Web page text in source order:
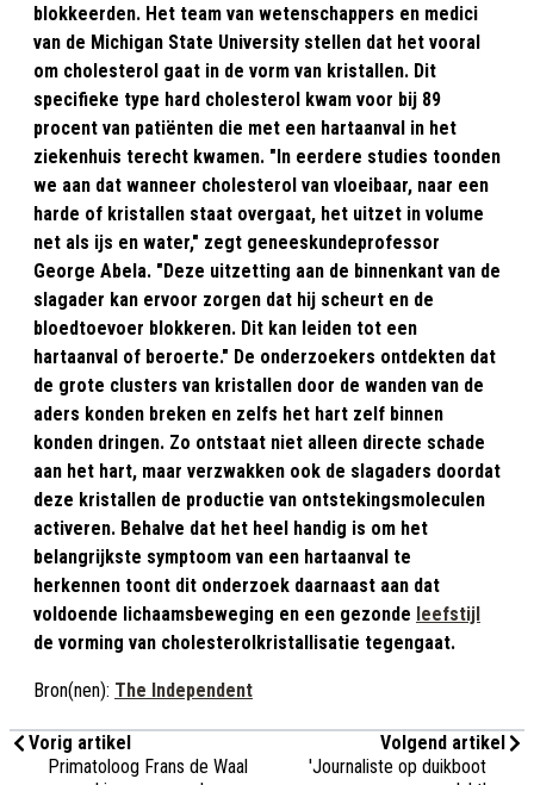
blokkeerden. Het team van wetenschappers en medici
van de Michigan State University stellen dat het vooral
om cholesterol gaat in de vorm van kristallen. Dit
specifieke type hard cholesterol kwam voor bij 89
procent van patiënten die met een hartaanval in het
ziekenhuis terecht kwamen. "In eerdere studies toonden
we aan dat wanneer cholesterol van vloeibaar, naar een
harde of kristallen staat overgaat, het uitzet in volume
net als ijs en water," zegt geneeskundeprofessor
George Abela. "Deze uitzetting aan de binnenkant van de
slagader kan ervoor zorgen dat hij scheurt en de
bloedtoevoer blokkeren. Dit kan leiden tot een
hartaanval of beroerte." De onderzoekers ontdekten dat
de grote clusters van kristallen door de wanden van de
aders konden breken en zelfs het hart zelf binnen
konden dringen. Zo ontstaat niet alleen directe schade
aan het hart, maar verzwakken ook de slagaders doordat
deze kristallen de productie van ontstekingsmoleculen
activeren. Behalve dat het heel handig is om het
belangrijkste symptoom van een hartaanval te
herkennen toont dit onderzoek daarnaast aan dat
voldoende lichaamsbeweging en een gezonde leefstijl
de vorming van cholesterolkristallisatie tegengaat.
Bron(nen): The Independent
Vorig artikel
Primatoloog Frans de Waal
Volgend artikel
'Journaliste op duikboot